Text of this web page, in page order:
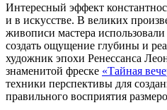
Интересный эффект
и в искусстве. В великих
живописи мастера
создать ощущение глубины и
художник эпохи Ренессанса
знаменитой фреске «Тайная
техники перспективы для
правильного восприятия